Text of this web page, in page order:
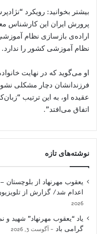
بیشتر بخوانید: رویکرد
پرورش ایران این کارشناس
اراده‌ی بازسازی نظام آموزشی
نظام آموزشی کشور را ندارد.
او می‌گوید که در نهایت
فرزندانشان دچار مشکلی
عقیده او، به این ترتیب
اتفاق می‌افتد”.
نوشته‌های تازه
یعقوب مهرنهاد از بلوچستان
اعدام شد/ گزارش از
2026
یاد “یعقوب مهرنهاد” شهید و
گرامی باد
آگوست 3, 2026